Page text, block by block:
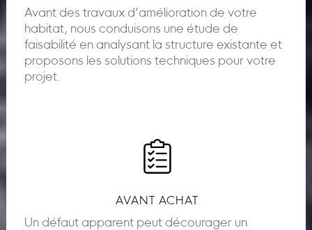
Avant des travaux d’amélioration de votre
habitat, nous conduisons une étude de
faisabilité en analysant la structure existante et
proposons les solutions techniques pour votre
projet.
AVANT ACHAT
Un défaut apparent peut décourager un